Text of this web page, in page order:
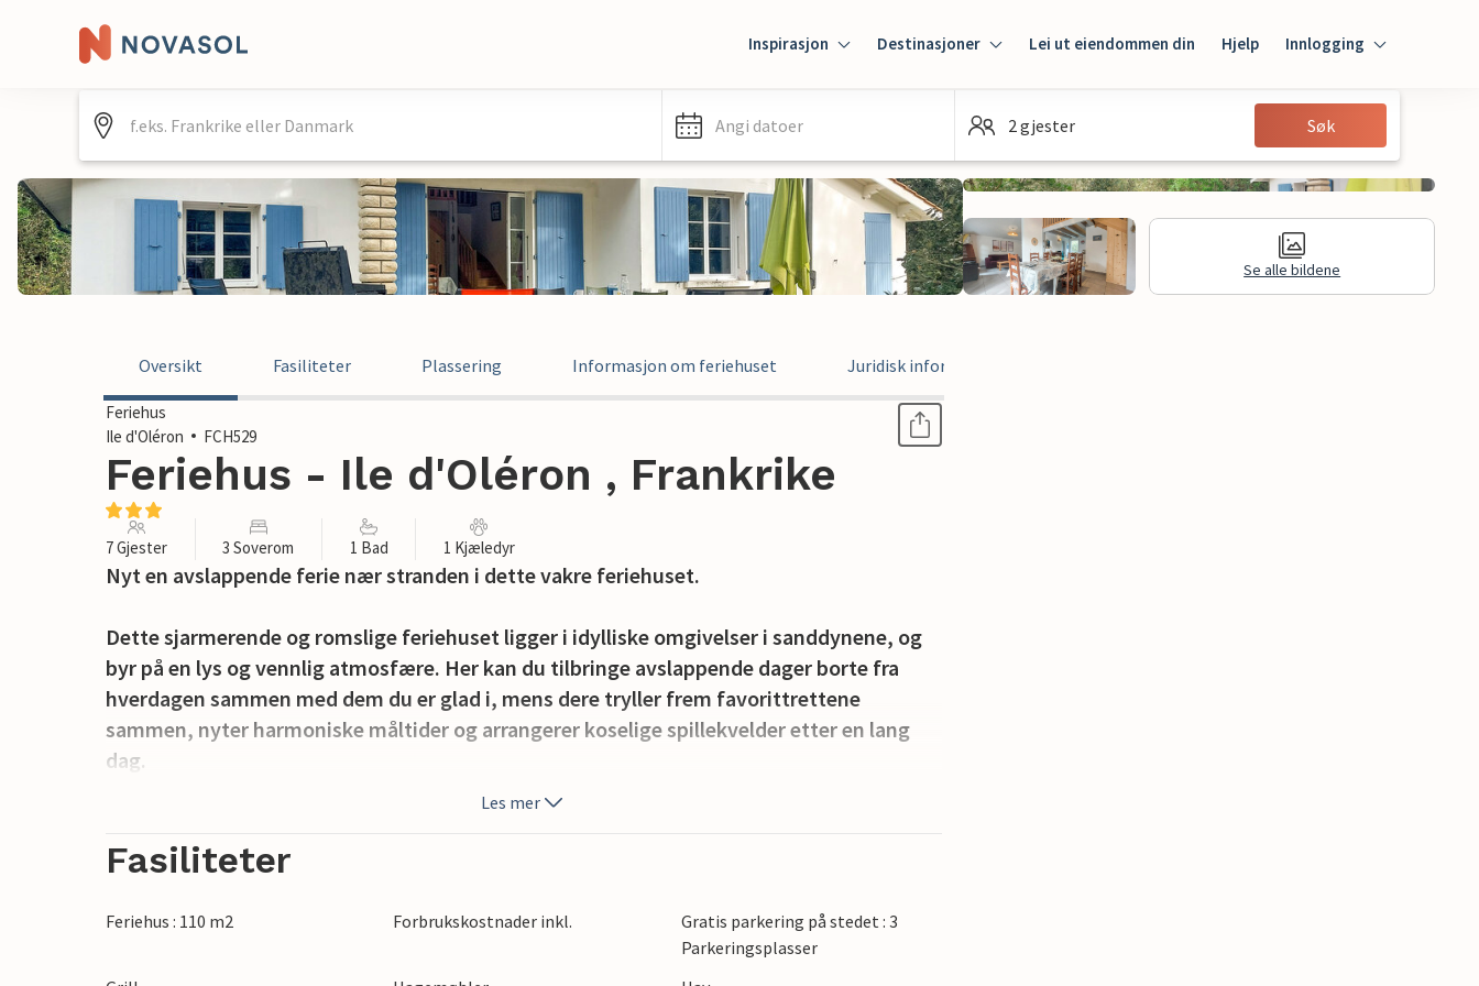
Inspirasjon Destinasjoner Lei ut eiendommen din Hjelp Innlogging
Innlogging
Gjest
Angi datoer 2 gjester Søk
Se alle bildene
Oversikt Fasiliteter Plassering Informasjon om feriehuset Juridisk informasjon
Feriehus
Ile d'Oléron
FCH529
Feriehus - Ile d'Oléron , Frankrike
7 Gjester 3 Soverom 1 Bad 1 Kjæledyr
Nyt en avslappende ferie nær stranden i dette vakre feriehuset.
Dette sjarmerende og romslige feriehuset ligger i idylliske omgivelser i sanddynene, og
byr på en lys og vennlig atmosfære. Her kan du tilbringe avslappende dager borte fra
hverdagen sammen med dem du er glad i, mens dere tryller frem favorittrettene
sammen, nyter harmoniske måltider og arrangerer koselige spillekvelder etter en lang
dag.
den koselige hagen. Ta en spasertur til stranden for en forfriskende dukkert, og nyt
Bruk shuttlebussen for å utforske øya om sommeren. Ta en båttur til Fort Boyard, rusle
gjennom gamlebyen i La Rochelle og smak på ferske østers i den gamle havnen. Besøk
Les mer
Fasiliteter
Feriehus : 110 m2 Forbrukskostnader inkl.
Gratis parkering på stedet : 3
Parkeringsplasser